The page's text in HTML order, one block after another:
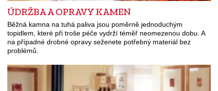
ÚDRŽBA A OPRAVY KAMEN
Běžná kamna na tuhá paliva jsou poměrně jednoduchým
topidlem, které při troše péče vydrží téměř neomezenou dobu. A
na případné drobné opravy seženete potřebný materiál bez
problémů.